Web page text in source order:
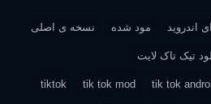
اندروید مود شده نسخه ی اصلی
تیک تاک لایت
tik tok
tik tok mod
tiktok